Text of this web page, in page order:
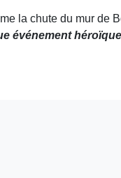
la chute du mur de
événement